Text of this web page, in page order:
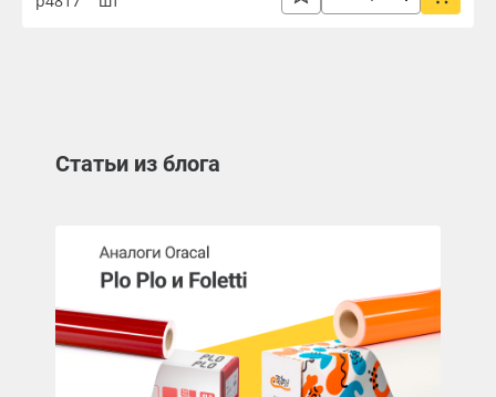
Статьи из блога